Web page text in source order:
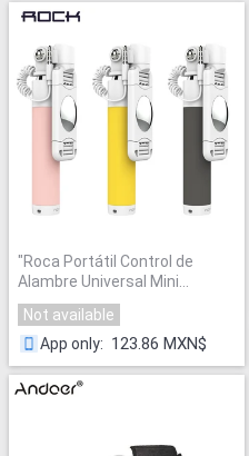
"Roca Portátil Control de
Alambre Universal Mini
Autofoto Palillo Monopod para
iPhone para Samsung LG para
Huawei Teléfonos Android
Not available
App only: 123.86 MXN$